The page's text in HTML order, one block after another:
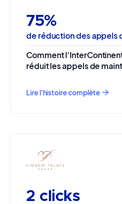
75%
de réduction des appels
Comment
réduit les appels de
Lire l'histoire complète
2 clicks